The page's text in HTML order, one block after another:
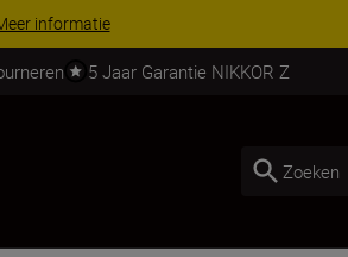
Koop nu
5 Jaar Garantie NIKKOR Z
Zoeken